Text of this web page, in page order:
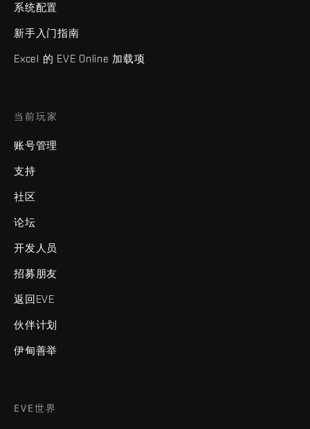
系统配置
新手入门指南
Excel 的 EVE Online 加载项
当前玩家
账号管理
支持
社区
论坛
开发人员
招募朋友
返回EVE
伙伴计划
伊甸善举
EVE世界